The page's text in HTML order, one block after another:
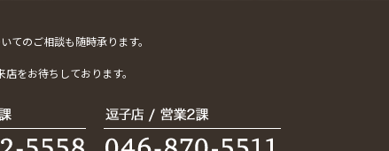
てのご相談も随時承ります。
をお待ちしております。